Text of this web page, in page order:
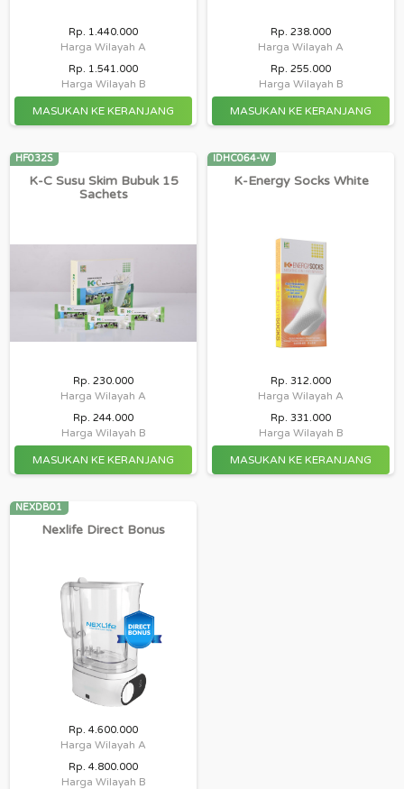
Rp. 1.440.000
Harga Wilayah A
Rp. 1.541.000
Harga Wilayah B
Rp. 238.000
Harga Wilayah A
Rp. 255.000
Harga Wilayah B
K-C Susu Skim Bubuk 15
Sachets
HF032S
Rp. 230.000
Harga Wilayah A
Rp. 244.000
Harga Wilayah B
K-Energy Socks White
IDHC064-W
Rp. 312.000
Harga Wilayah A
Rp. 331.000
Harga Wilayah B
Nexlife Direct Bonus
NEXDB01
Rp. 4.600.000
Harga Wilayah A
Rp. 4.800.000
Harga Wilayah B